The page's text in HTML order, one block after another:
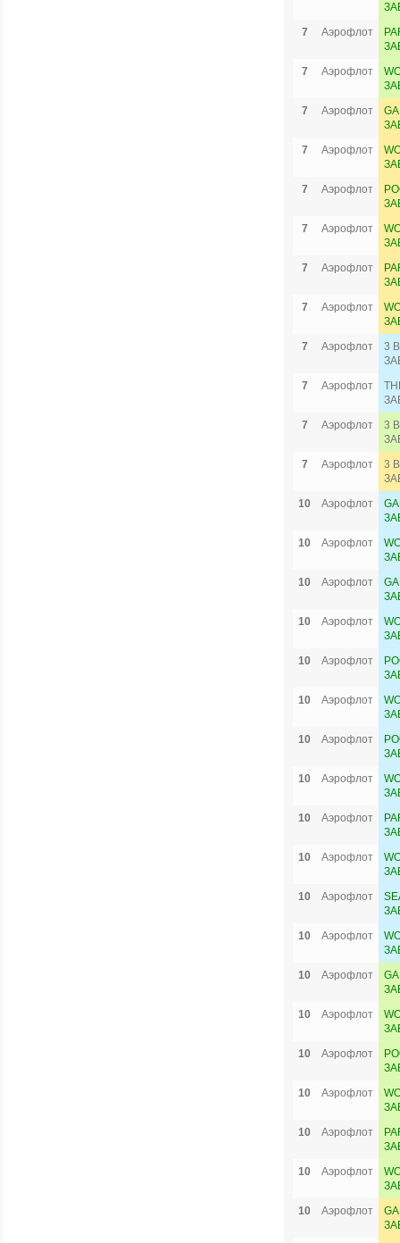
7
Аэрофлот
7
Аэрофлот
7
Аэрофлот
7
Аэрофлот
7
Аэрофлот
7
Аэрофлот
7
Аэрофлот
7
Аэрофлот
7
Аэрофлот
3
7
Аэрофлот
7
Аэрофлот
3
7
Аэрофлот
3
10
Аэрофлот
10
Аэрофлот
10
Аэрофлот
10
Аэрофлот
10
Аэрофлот
10
Аэрофлот
10
Аэрофлот
10
Аэрофлот
10
Аэрофлот
10
Аэрофлот
10
Аэрофлот
10
Аэрофлот
10
Аэрофлот
10
Аэрофлот
10
Аэрофлот
10
Аэрофлот
10
Аэрофлот
10
Аэрофлот
10
Аэрофлот